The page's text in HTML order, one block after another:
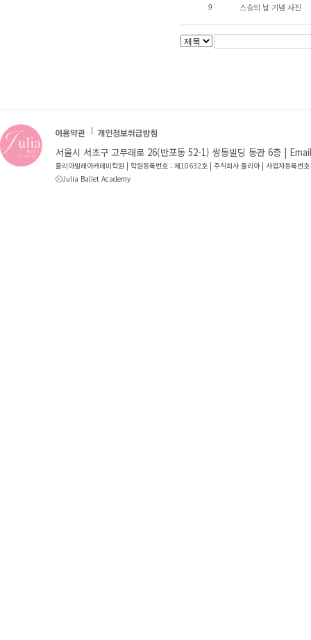
9 스승의 날 기념 사진
서울시 서초구 고무래로 26(반포동 52-1) 쌍동빌딩 동관 6층 |
줄리아발레아카데미학원 | 학원등록번호 : 제10632호 | 주식회사 줄리아 | 사업자등록번
ⓒJulia Ballet Academy